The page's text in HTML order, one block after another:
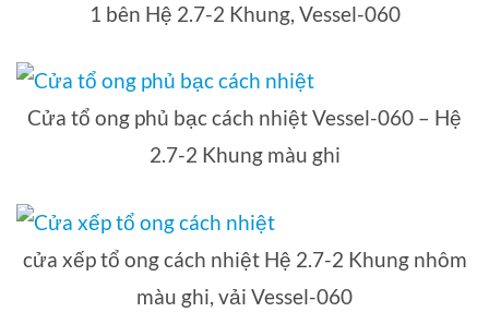
1 bên Hệ 2.7-2 Khung, Vessel-060
Cửa tổ ong phủ bạc cách nhiệt Vessel-060 – Hệ
2.7-2 Khung màu ghi
cửa xếp tổ ong cách nhiệt Hệ 2.7-2 Khung nhôm
màu ghi, vải Vessel-060